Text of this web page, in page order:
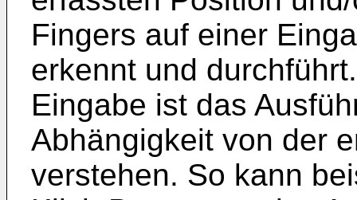
Fingers auf einer
erkennt und
Eingabe ist das
Abhängigkeit von der
verstehen. So kann